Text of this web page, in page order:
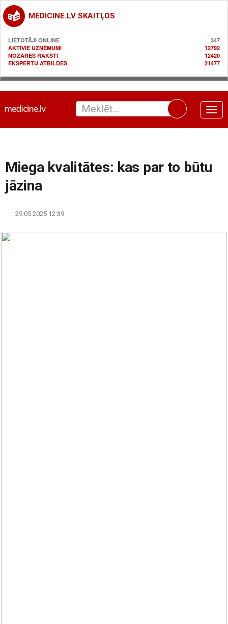
MEDICINE.LV SKAITĻOS
LIETOTĀJI ONLINE
347
AKTĪVIE UZŅĒMUMI
12792
NOZARES RAKSTI
12420
EKSPERTU ATBILDES
21477
Toggle
Miega kvalitātes: kas par to būtu
jāzina
29.05.2025 12:39